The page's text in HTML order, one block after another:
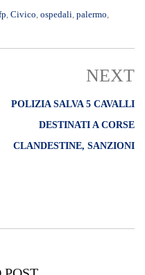
, Civico, ospedali, palermo,
NEXT
POLIZIA SALVA 5 CAVALLI
DESTINATI A CORSE
CLANDESTINE, SANZIONI